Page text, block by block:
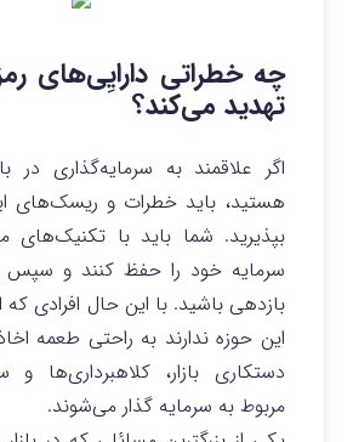
چه خطراتی دارایِی‌های
تهدید می‌کند؟
اگر علاقمند به سرمایه‌گذاری در
هستید، باید خطرات و ریسک‌های
بپذیرید. شما باید با تکنیک‌های
سرمایه خود را حفظ کنند و
بازدهی باشید. با این حال افرادی که
این حوزه ندارند به راحتی طعمه
دستکاری بازار، کلاهبرداری‌ها
مربوط به سرمایه گذار می‌شوند.